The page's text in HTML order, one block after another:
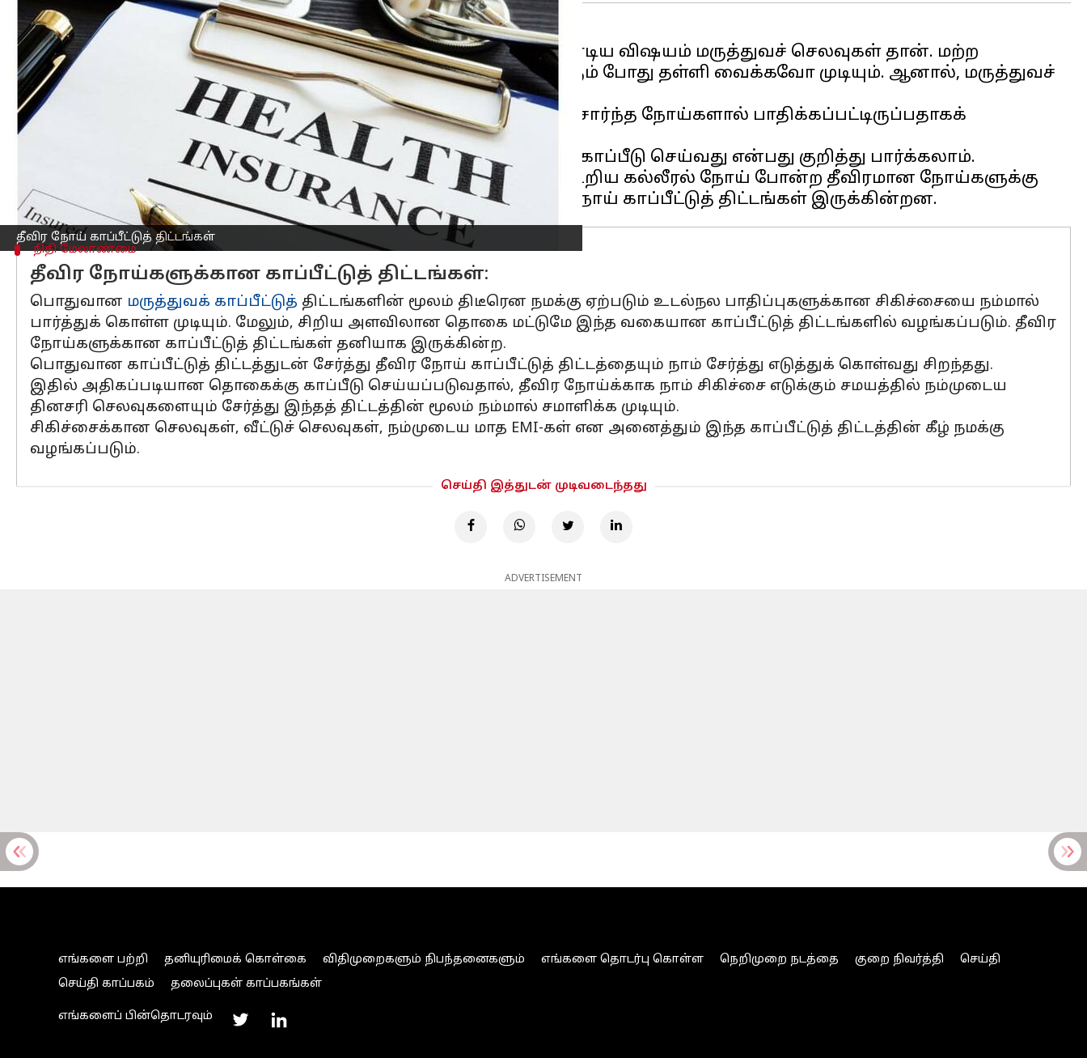
தீவிர நோய் காப்பீட்டுத் திட்டங்கள்
செய்தி முன்னோட்டம்
நிதிமேலாண்மை என்று வரும்போது முதலில் நாம் கவனிக்க வேண்டிய விஷயம் மருத்துவச் செலவுகள் தான். மற்ற
செலவுகளை நாம் முன்கூட்டியே திட்டமிடவோ அல்லது திடீரென வரும் போது தள்ளி வைக்கவோ முடியும். ஆனால், மருத்துவச்
செலவுகள் அப்படியானவை அல்ல.
இன்று உலக கல்லீரல் தினம். இந்தியாவில் 10 லட்சம் பேர் கல்லீரல் சார்ந்த நோய்களால் பாதிக்கப்பட்டிருப்பதாகக்
குறிப்பிடுகிறது அறிக்கை ஒன்று.
இது போன்ற தீவிரமான நோய்களுக்கு என்ன விதமான மருத்துவக் காப்பீடு செய்வது என்பது குறித்து பார்க்கலாம்.
பொதுவான மருத்துவக் காப்பீட்டுத் திட்டங்களைக் கொண்டு மேற்கூறிய கல்லீரல் நோய் போன்ற தீவிரமான நோய்களுக்கு
நிதி மேலாண்மை
தீவிர நோய்களுக்கான காப்பீட்டுத் திட்டங்கள்:
பொதுவான மருத்துவக் காப்பீட்டுத் திட்டங்களின் மூலம் திடீரென நமக்கு ஏற்படும் உடல்நல பாதிப்புகளுக்கான சிகிச்சையை நம்மால்
பார்த்துக் கொள்ள முடியும். மேலும், சிறிய அளவிலான தொகை மட்டுமே இந்த வகையான காப்பீட்டுத் திட்டங்களில் வழங்கப்படும். தீவிர
நோய்களுக்கான காப்பீட்டுத் திட்டங்கள் தனியாக இருக்கின்ற.
பொதுவான காப்பீட்டுத் திட்டத்துடன் சேர்த்து தீவிர நோய் காப்பீட்டுத் திட்டத்தையும் நாம் சேர்த்து எடுத்துக் கொள்வது சிறந்தது.
இதில் அதிகப்படியான தொகைக்கு காப்பீடு செய்யப்படுவதால், தீவிர நோய்க்காக நாம் சிகிச்சை எடுக்கும் சமயத்தில் நம்முடைய
தினசரி செலவுகளையும் சேர்த்து இந்தத் திட்டத்தின் மூலம் நம்மால் சமாளிக்க முடியும்.
சிகிச்சைக்கான செலவுகள், வீட்டுச் செலவுகள், நம்முடைய மாத EMI-கள் என அனைத்தும் இந்த காப்பீட்டுத் திட்டத்தின் கீழ் நமக்கு
வழங்கப்படும்.
செய்தி இத்துடன் முடிவடைந்தது
ADVERTISEMENT
எங்களை பற்றி தனியுரிமைக் கொள்கை விதிமுறைகளும் நிபந்தனைகளும் எங்களை தொடர்பு கொள்ள நெறிமுறை நடத்தை குறை நிவர்த்தி
செய்தி
செய்தி காப்பகம்
தலைப்புகள் காப்பகங்கள்
எங்களைப் பின்தொடரவும்